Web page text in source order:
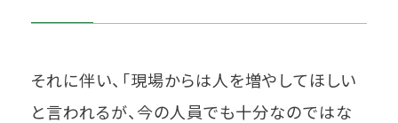
それに伴い、「現場からは人を増やしてほしい
と言われるが、今の人員でも十分なのではな